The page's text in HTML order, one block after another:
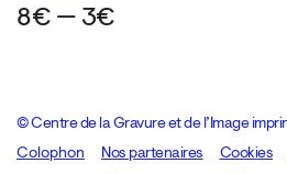
8€ — 3€
© Centre de la Gravure et de l’Image
Colophon
Design:Marcel Kaczmarek, code:
Nos partenaires Cookies